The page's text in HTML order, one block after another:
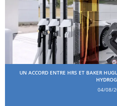
UN ACCORD ENTRE HRS ET BAKER
04/08/